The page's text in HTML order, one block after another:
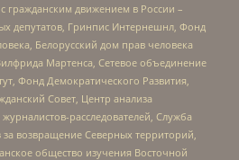
движением в России –
депутатов, Гринпис Интернешнл, Фонд
Белорусский дом прав человека
Мартенса, Сетевое объединение
Фонд Демократического Развития,
Совет, Центр анализа
расследователей, Служба
возвращение Северных территорий,
общество изучения Восточной